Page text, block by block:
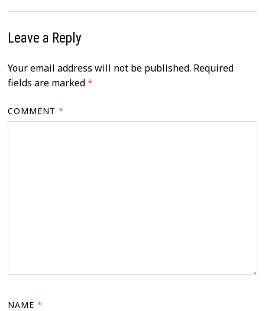
Leave a Reply
Your email address will not be published. Required
fields are marked*
COMMENT*
NAME*